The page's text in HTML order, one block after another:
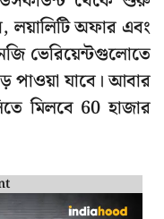
লয়ালিটি অফার এবং
ভেরিয়েন্টগুলোতে
পাওয়া যাবে। আবার
মিলবে 60 হাজার